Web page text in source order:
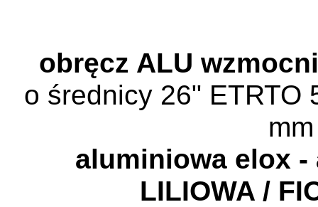
obręcz ALU
o średnicy 26" ETRTO
mm
aluminiowa elox
LILIOWA /